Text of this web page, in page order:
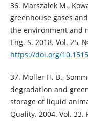
36. Marszałek M.,
greenhouse gases
the environment and
Eng. S. 2018. Vol. 25,
https://doi.org/
37. Moller H. B.,
degradation and
storage of liquid
Quality. 2004. Vol. 33.